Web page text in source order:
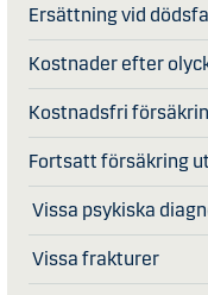
Ersättning vid dödsfall
Kostnader efter
Kostnadsfri
Fortsatt försäkring
Vissa psykiska
Vissa frakturer